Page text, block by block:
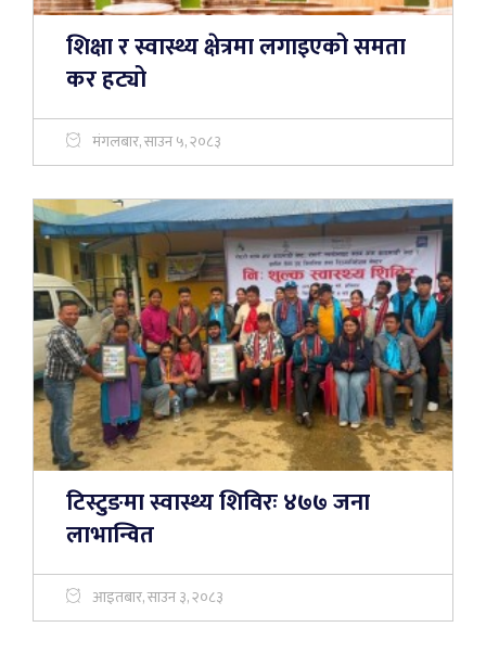
शिक्षा र स्वास्थ्य क्षेत्रमा लगाइएको समता
कर हट्यो
मंगलबार, साउन ५, २०८३
टिस्टुङमा स्वास्थ्य शिविरः ४७७ जना
लाभान्वित
आइतबार, साउन ३, २०८३